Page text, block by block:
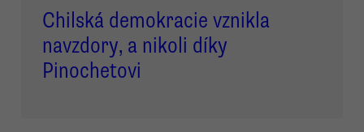
Chilská demokracie vznikla
navzdory, a nikoli díky
Pinochetovi